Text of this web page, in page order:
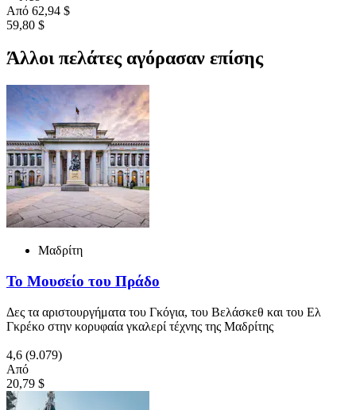
Από 62,94 $
59,80 $
Άλλοι πελάτες αγόρασαν επίσης
Μαδρίτη
Το Μουσείο του Πράδο
Δες τα αριστουργήματα του Γκόγια, του Βελάσκεθ και του Ελ
Γκρέκο στην κορυφαία γκαλερί τέχνης της Μαδρίτης
4,6 (9.079)
Από
20,79 $